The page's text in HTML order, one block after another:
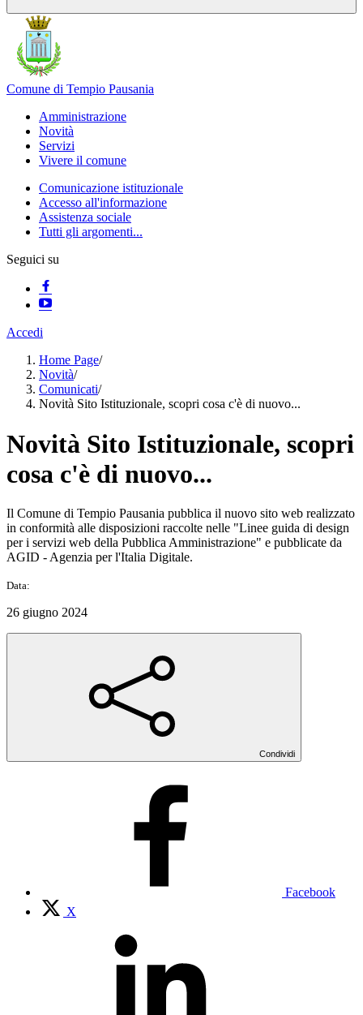
Comune di Tempio Pausania
Amministrazione
Novità
Servizi
Vivere il comune
Comunicazione istituzionale
Accesso all'informazione
Assistenza sociale
Tutti gli argomenti...
Seguici su
Accedi
Home Page/
Novità/
Comunicati/
Novità Sito Istituzionale, scopri cosa c'è di nuovo...
Novità Sito Istituzionale, scopri
cosa c'è di nuovo...
Il Comune di Tempio Pausania pubblica il nuovo sito web realizzato
in conformità alle disposizioni raccolte nelle "Linee guida di design
per i servizi web della Pubblica Amministrazione" e pubblicate da
AGID - Agenzia per l'Italia Digitale.
Data:
26 giugno 2024
Condividi
Facebook
X